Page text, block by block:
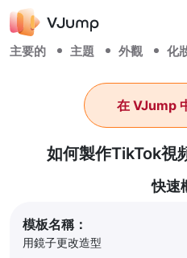
主要的 主題 外觀 化
如何製作TikTok視
在 VJump
快速
模板名稱：
用鏡子更改造型